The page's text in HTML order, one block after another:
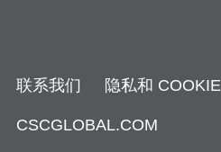
联系我们 隐私和 COOKIE
CSCGLOBAL.COM